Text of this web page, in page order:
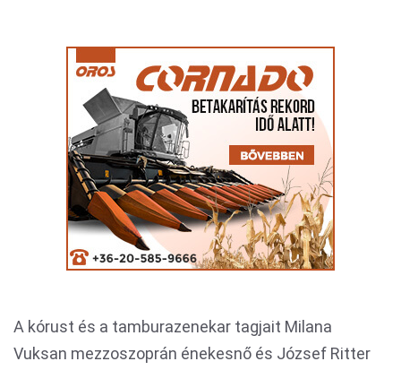
A kórust és a tamburazenekar tagjait Milana
Vuksan mezzoszoprán énekesnő és József Ritter